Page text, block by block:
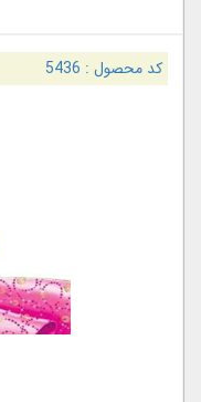
کد محصول : 5436